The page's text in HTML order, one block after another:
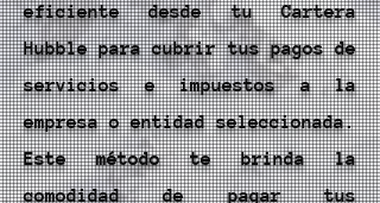
eficiente desde tu Cartera
Hubble para cubrir tus pagos de
servicios e impuestos a la
empresa o entidad seleccionada.
Este método te brinda la
comodidad de pagar tus